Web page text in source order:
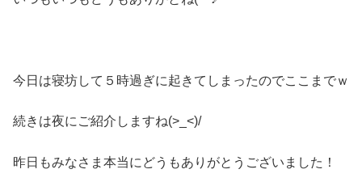
今日は寝坊して５時過ぎに起きてしまったのでここまでｗ
続きは夜にご紹介しますね(>_<)/
昨日もみなさま本当にどうもありがとうございました！